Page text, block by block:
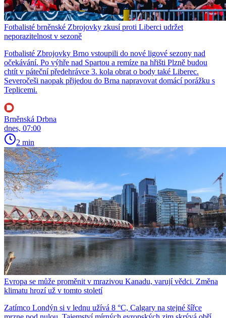
Fotbalisté brněnské Zbrojovky zkusí proti Liberci udržet
neporazitelnost v sezoně
Fotbalisté Zbrojovky Brno vstoupili do nové ligové sezony nad
očekávání. Po výhře nad Spartou a remíze na hřišti Plzně budou
chtít v páteční předehrávce 3. kola obrat o body také Liberec.
Severočeši naopak přijedou do Brna napravovat domácí porážku s
Teplicemi.
Brněnská Drbna
dnes, 07:00
2 min
Evropa se může proměnit v mrazivou Kanadu, varují vědci. Změna
klimatu hrozí už v tomto století
Zatímco Londýn si v lednu užívá 8 °C, Calgary na stejné šířce